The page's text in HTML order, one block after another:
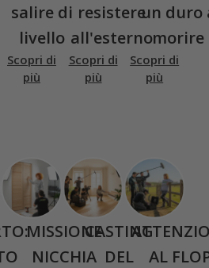
salire di
livello
Scopri di
più
resistere
all'esterno
Scopri di
più
un duro
morire
Scopri di
più
MISSIONE
NICCHIA
CASTING
DEL
AL